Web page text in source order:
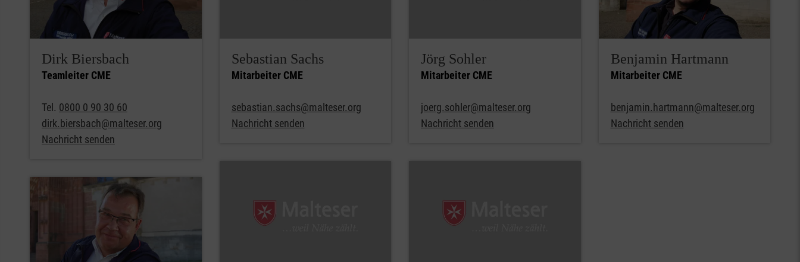
Dirk Biersbach
Teamleiter CME
Tel. 0800 0 90 30 60
dirk.biersbach@malteser.org
Nachricht senden
Sebastian Sachs
Mitarbeiter CME
sebastian.sachs@malteser.org
Nachricht senden
Jörg Sohler
Mitarbeiter CME
joerg.sohler@malteser.org
Nachricht senden
Benjamin Hartmann
Mitarbeiter CME
benjamin.hartmann@malteser.org
Nachricht senden